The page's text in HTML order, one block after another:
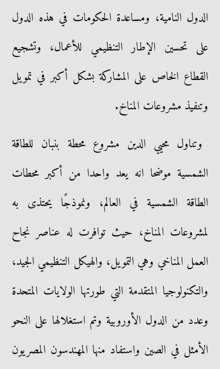
الدول النامية، ومساعدة الحكومات في هذه الدول
على تحسين الإطار التنظيمي للأعمال، وتشجيع
القطاع الخاص على المشاركة بشكل أكبر في تمويل
وتنفيذ مشروعات المناخ.
وتناول محيي الدين مشروع محطة بنبان للطاقة
الشمسية موضحا انه يعد واحدا من أكبر محطات
الطاقة الشمسية في العالم، ونموذجًا يحتذى به
لمشروعات المناخ، حيث توافرت له عناصر نجاح
العمل المناخي وهي التمويل، والهيكل التنظيمي الجيد،
والتكنولوجيا المتقدمة التي طورتها الولايات المتحدة
وعدد من الدول الأوروبية وتم استغلالها على النحو
الأمثل في الصين واستفاد منها المهندسون المصريون